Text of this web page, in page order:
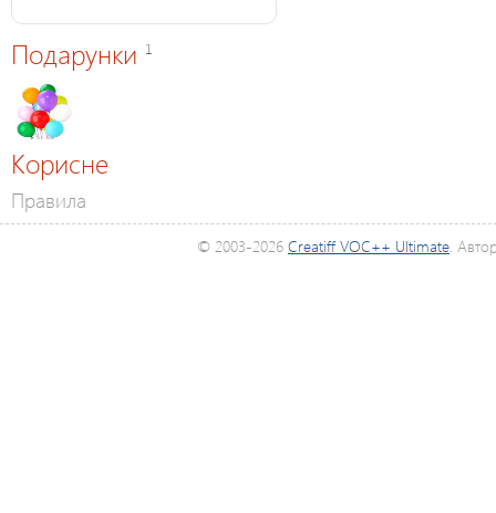
Подарунки 1
Корисне
Правила
© 2003-2026 Creatiff VOC++ Ultimate.